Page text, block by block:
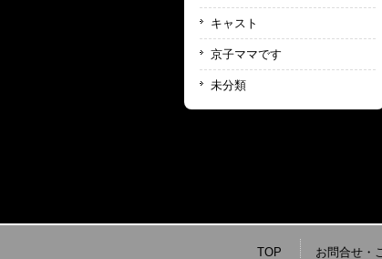
キャスト
京子ママです
未分類
TOP お問合せ・